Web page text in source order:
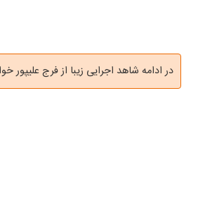
در ادامه شاهد اجرایی زیبا از فرج علیپور